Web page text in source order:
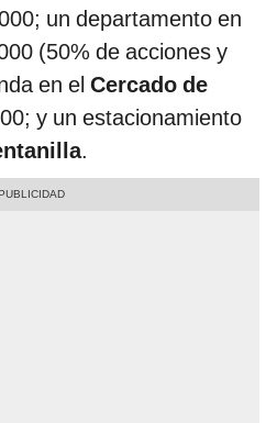
un departamento en
(50% de acciones y
en el Cercado de
y un estacionamiento
.